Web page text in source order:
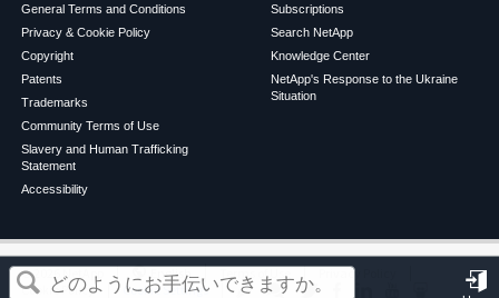
この記事は役に立ちましたか？
General Terms and Conditions
Privacy & Cookie Policy
Copyright
Patents
Trademarks
Community Terms of Use
Slavery and Human Trafficking
Statement
Accessibility
Subscriptions
Search NetApp
Knowledge Center
NetApp's Response to the Ukraine
Situation
©2026NetApp English Terms of Use
Privacy Policy
Cookie Policy
Cookie Settings